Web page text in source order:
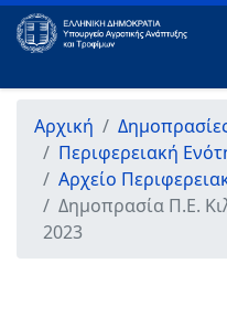
Αρχική
Περιφερειακή
Αρχείο
Δημοπρασία Π.Ε.
2023